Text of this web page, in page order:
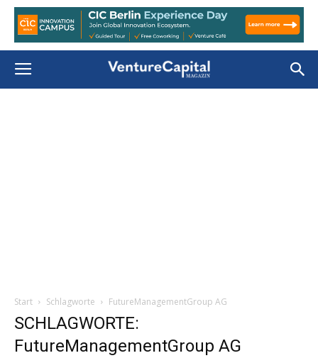
Start Schlagworte FutureManagementGroup AG
SCHLAGWORTE:
FutureManagementGroup AG